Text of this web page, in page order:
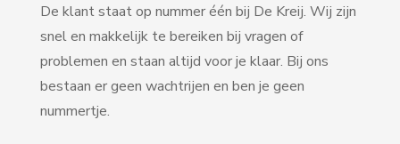
De klant staat op nummer één bij De Kreij. Wij zijn
snel en makkelijk te bereiken bij vragen of
problemen en staan altijd voor je klaar. Bij ons
bestaan er geen wachtrijen en ben je geen
nummertje.